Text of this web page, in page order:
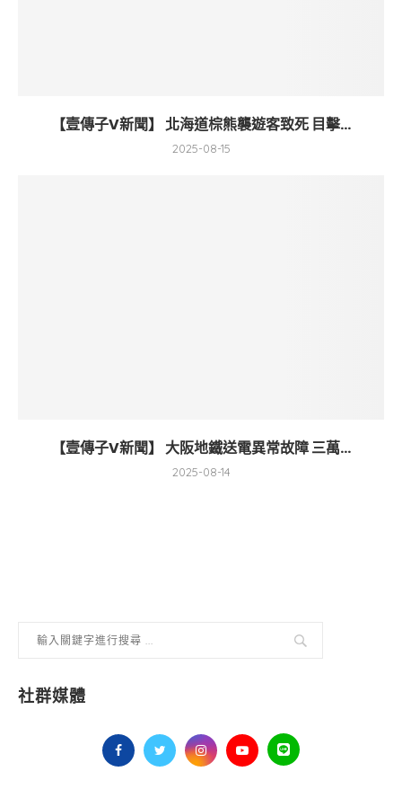
【壹傳子V新聞】 北海道棕熊襲遊客致死 目擊...
2025-08-15
【壹傳子V新聞】 大阪地鐵送電異常故障 三萬...
2025-08-14
社群媒體